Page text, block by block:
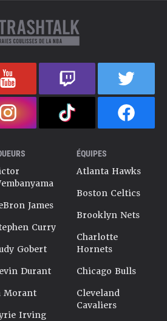
James
Curry
Gobert
Durant
Morant
Irving
ÉQUIPES
Atlanta Hawks
Boston Celtics
Brooklyn Nets
Charlotte
Hornets
Chicago Bulls
Cleveland
Cavaliers